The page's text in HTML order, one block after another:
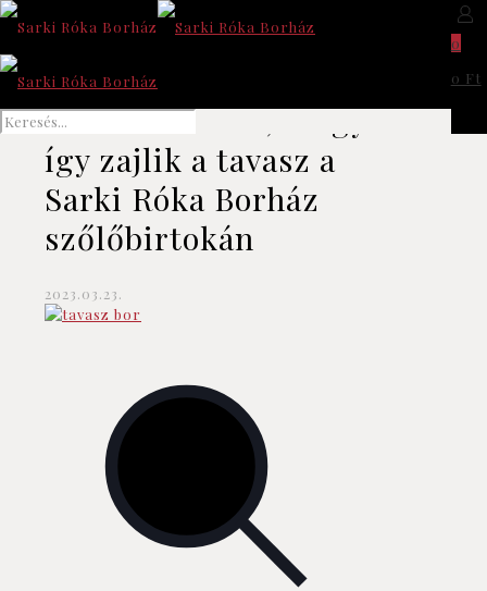
0
0 Ft
Kulisszatitkok, avagy
így zajlik a tavasz a
Sarki Róka Borház
szőlőbirtokán
2023.03.23.